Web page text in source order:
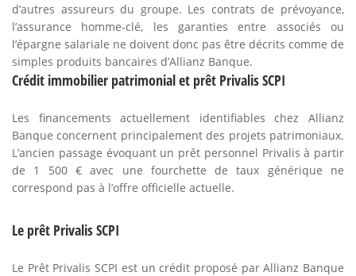
d’autres assureurs du groupe. Les contrats de prévoyance,
l’assurance homme-clé, les garanties entre associés ou
l’épargne salariale ne doivent donc pas être décrits comme de
simples produits bancaires d’Allianz Banque.
Crédit immobilier patrimonial et prêt Privalis SCPI
Les financements actuellement identifiables chez Allianz
Banque concernent principalement des projets patrimoniaux.
L’ancien passage évoquant un prêt personnel Privalis à partir
de 1 500 € avec une fourchette de taux générique ne
correspond pas à l’offre officielle actuelle.
Le prêt Privalis SCPI
Le Prêt Privalis SCPI est un crédit proposé par Allianz Banque